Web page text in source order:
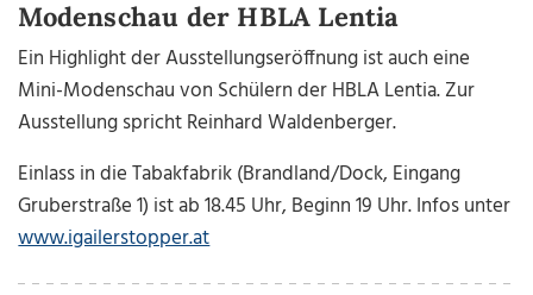
Modenschau der HBLA Lentia
Ein Highlight der Ausstellungseröffnung ist auch eine
Mini-Modenschau von Schülern der HBLA Lentia. Zur
Ausstellung spricht Reinhard Waldenberger.
Einlass in die Tabakfabrik (Brandland/Dock, Eingang
Gruberstraße 1) ist ab 18.45 Uhr, Beginn 19 Uhr. Infos unter
www.igailerstopper.at